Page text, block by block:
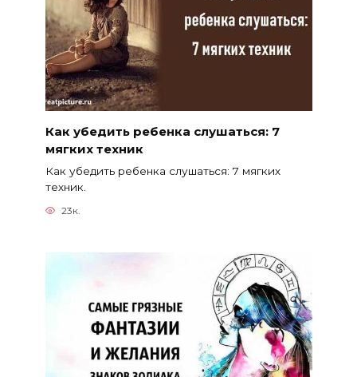
Как убедить ребенка слушаться: 7
мягких техник
Как убедить ребенка слушаться: 7 мягких
техник.
23к.